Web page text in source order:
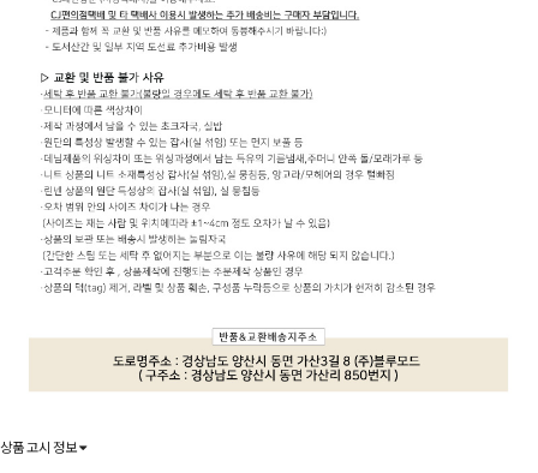
상품 고시 정보